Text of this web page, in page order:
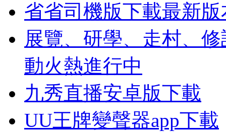
省省司機版下載最新
展覽、研學、走村、
動火熱進行中
九秀直播安卓版下載
UU王牌變聲器app下載